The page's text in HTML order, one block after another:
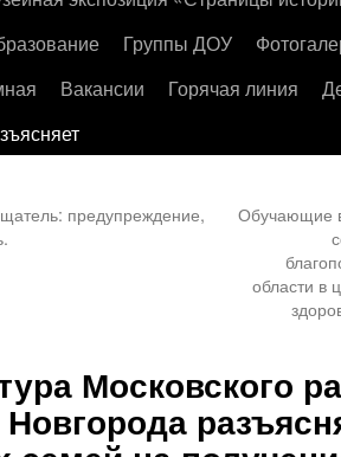
Группы ДОУ
Вакансии Горячая линия
предупреждение,
Обучающие
области в
Московского